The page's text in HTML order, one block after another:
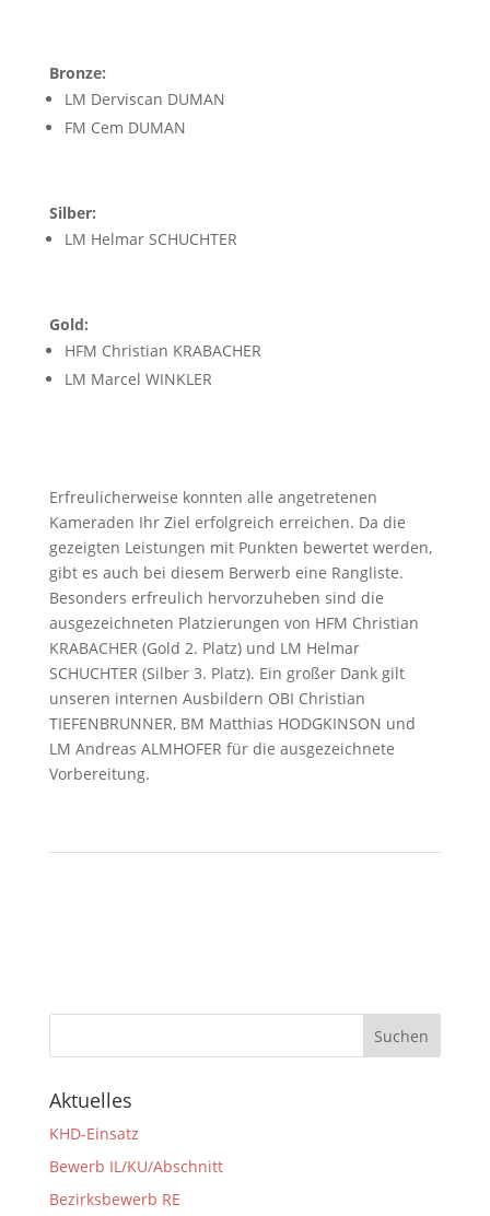
Bronze:
LM Derviscan DUMAN
FM Cem DUMAN
Silber:
LM Helmar SCHUCHTER
Gold:
HFM Christian KRABACHER
LM Marcel WINKLER
Erfreulicherweise konnten alle angetretenen
Kameraden Ihr Ziel erfolgreich erreichen. Da die
gezeigten Leistungen mit Punkten bewertet werden,
gibt es auch bei diesem Berwerb eine Rangliste.
Besonders erfreulich hervorzuheben sind die
ausgezeichneten Platzierungen von HFM Christian
KRABACHER (Gold 2. Platz) und LM Helmar
SCHUCHTER (Silber 3. Platz). Ein großer Dank gilt
unseren internen Ausbildern OBI Christian
TIEFENBRUNNER, BM Matthias HODGKINSON und
LM Andreas ALMHOFER für die ausgezeichnete
Vorbereitung.
Aktuelles
KHD-Einsatz
Bewerb IL/KU/Abschnitt
Bezirksbewerb RE